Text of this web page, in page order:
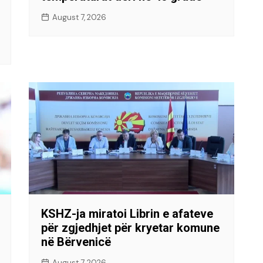
August 7, 2026
KSHZ-ja miratoi Librin e afateve
për zgjedhjet për kryetar komune
në Bërvenicë